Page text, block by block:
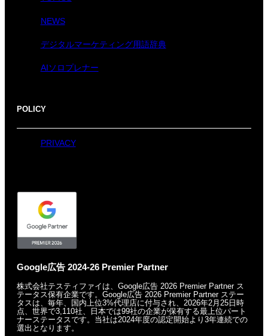
NEWS
デジタルマーケティング用語辞典
AIソロプレナー
POLICY
PRIVACY
Google広告 2024-26 Premier Partner
株式会社テスティファイは、Google広告 2026 Premier Partner ス
テータス保有企業です。 Google広告 2026 Premier Partner ステー
タスは、毎年、国内上位3%代理店に付与され、 2026年2月25日時
点、世界で3,110社、日本では99社の企業が保有する最上位パート
ナーステータスです。
当社は2024年度の認定開始より3年連続での
選出となります。